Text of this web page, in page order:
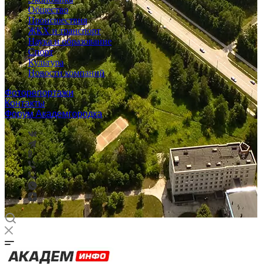
Общество
Происшествия
ЖКХ и транспорт
Наука и образование
Спорт
Культура
Новости компаний
Фоторепортажи
Контакты
Форум Академгородка